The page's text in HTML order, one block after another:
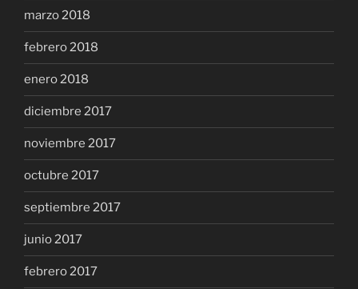
marzo 2018
febrero 2018
enero 2018
diciembre 2017
noviembre 2017
octubre 2017
septiembre 2017
junio 2017
febrero 2017